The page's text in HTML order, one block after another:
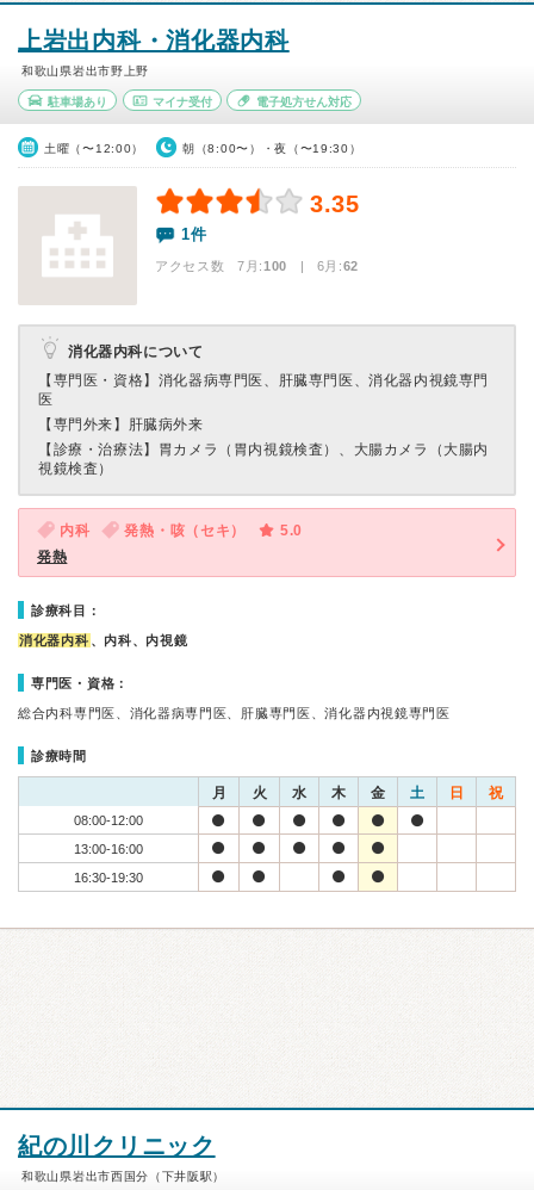
上岩出内科・消化器内科
和歌山県岩出市野上野
駐車場あり マイナ受付 電子処方せん対応
土曜（〜12:00） 朝（8:00〜）・夜（〜19:30）
3.35
1件
アクセス数 7月:100 | 6月:62
消化器内科について
【専門医・資格】 消化器病専門医、肝臓専門医、消化器内視鏡専門
医
【専門外来】 肝臓病外来
【診療・治療法】 胃カメラ（胃内視鏡検査）、大腸カメラ（大腸内
視鏡検査）
内科 発熱・咳（セキ）
5.0
発熱
診療科目：
消化器内科 、内科、内視鏡
専門医・資格：
総合内科専門医、消化器病専門医、肝臓専門医、消化器内視鏡専門医
診療時間
月 火 水 木 金 土 日 祝
08:00-12:00
13:00-16:00
16:30-19:30
紀の川クリニック
和歌山県岩出市西国分（下井阪駅）